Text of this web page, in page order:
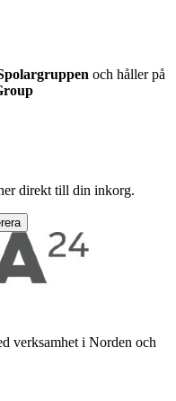
och håller på
direkt till din inkorg.
verksamhet i Norden och